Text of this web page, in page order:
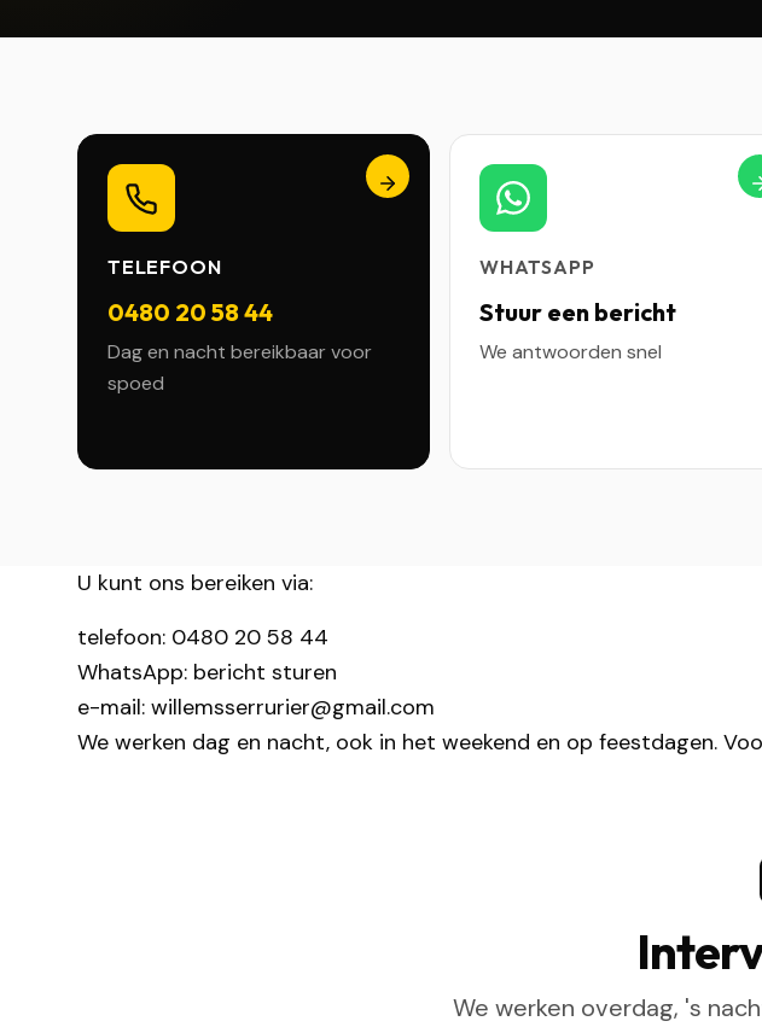
TELEFOON
0480 20 58 44
Dag en nacht bereikbaar voor
spoed
WHATSAPP
Stuur een bericht
We antwoorden snel
U kunt ons bereiken via:
telefoon: 0480 20 58 44
WhatsApp: bericht sturen
e-mail: willemsserrurier@gmail.com
We werken dag en nacht, ook in het weekend en op feestdagen.
We werken overdag, 's